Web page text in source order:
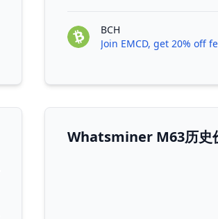
BCH
Join EMCD, get 20% off
Whatsminer M63历史